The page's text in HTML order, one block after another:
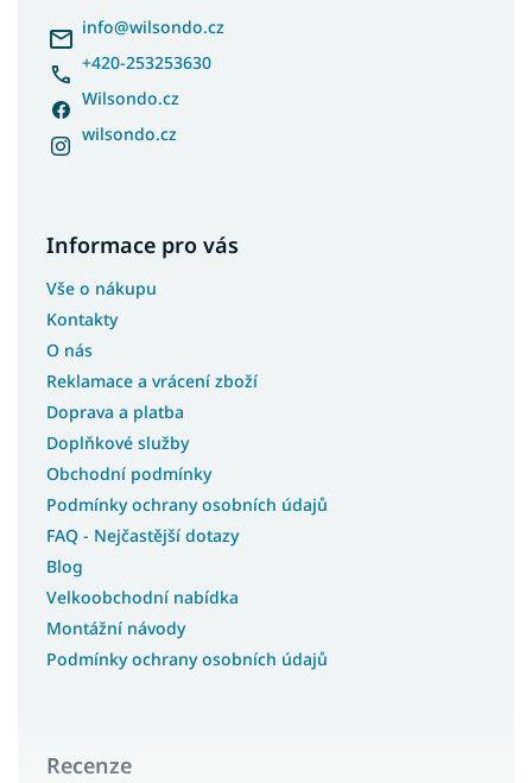
info@wilsondo.cz
+420-253253630
Wilsondo.cz
wilsondo.cz
Informace pro vás
Vše o nákupu
Kontakty
O nás
Reklamace a vrácení zboží
Doprava a platba
Doplňkové služby
Obchodní podmínky
Podmínky ochrany osobních údajů
FAQ - Nejčastější dotazy
Blog
Velkoobchodní nabídka
Montážní návody
Podmínky ochrany osobních údajů
Recenze